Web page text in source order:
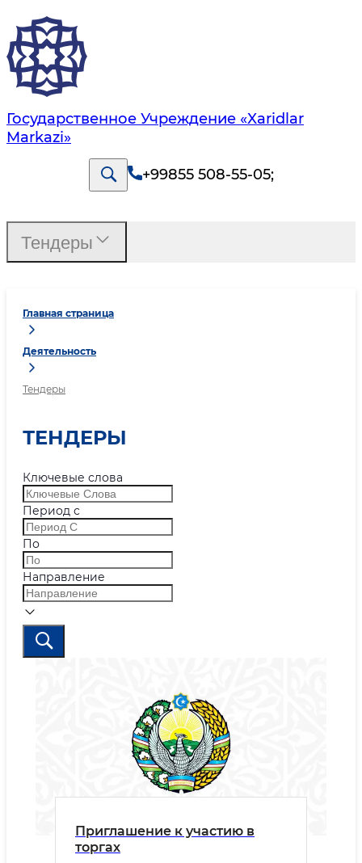
Государственное Учреждение «Xaridlar
Markazi»
+99855 508-55-05;
Главная страница
Деятельность
Тендеры
ТЕНДЕРЫ
Ключевые слова
Период с
По
Направление
Приглашение к участию в
торгах
Тендеры